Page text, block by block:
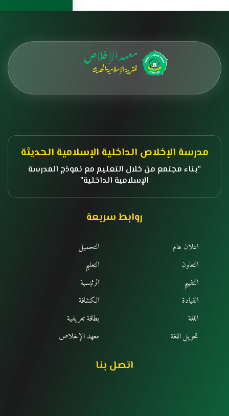
مدرسة الإخلاص الداخلية الإسلامية الحديثة
بناء مجتمع من خلال التعليم مع نموذج المدرسة
الإسلامية الداخلية
روابط سريعة
اعلان هام
التحميل
التعاون
التعليم
التقييم
الرئيسية
القيادة
الكشافة
اللغة
بطاقة تعريفية
تحويل اللغة
معهد الإخلاص
اتصل بنا